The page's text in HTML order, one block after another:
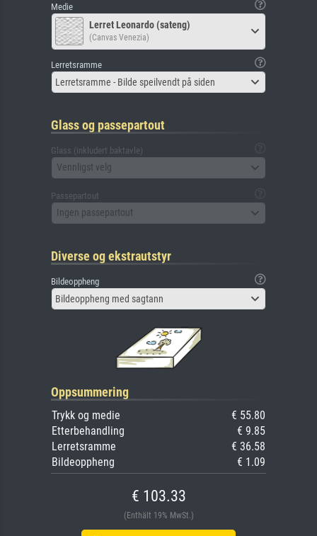
Medie
Lerret Leonardo (sateng)
(Canvas Venezia)
Lerretsramme
Lerretsramme - Bilde speilvendt på siden
Glass og passepartout
Glass (inkludert baktavle)
Vennligst velg
Passepartout
Ingen passepartout
Diverse og ekstrautstyr
Bildeoppheng
Bildeoppheng med sagtann
Oppsummering
Trykk og medie
€ 55.80
Etterbehandling
€ 9.85
Lerretsramme
€ 36.58
Bildeoppheng
€ 1.09
€ 103.33
(Enthält 19% MwSt.)